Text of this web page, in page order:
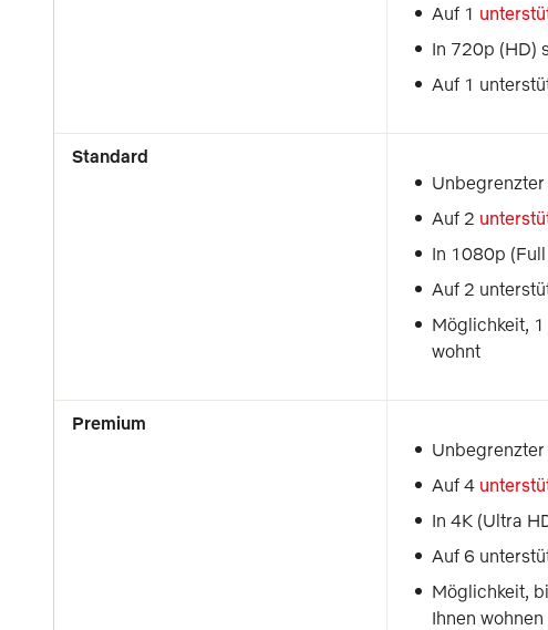
Auf 1
In 720p (HD)
Auf 1
Standard
Auf 2
In 1080p
Auf 2
Möglichkeit, 1
wohnt
Premium
Auf 4
In 4K (Ultra
Auf 6
Möglichkeit,
Ihnen wohnen